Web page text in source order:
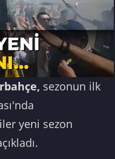
sezonun ilk
yeni sezon